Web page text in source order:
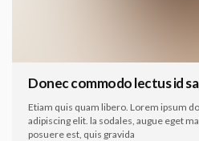
Donec commodo lectus id
Etiam quis quam libero. Lorem ipsum
adipiscing elit. la sodales, augue eget
posuere est, quis gravida